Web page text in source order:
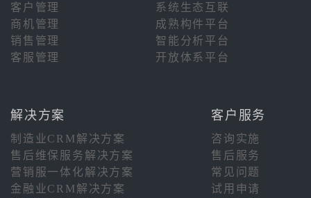
客户管理
系统生态互联
商机管理
成熟构件平台
销售管理
智能分析平台
客服管理
开放体系平台
解决方案 客户服务
制造业CRM解决方案
咨询实施
售后维保服务解决方案
售后服务
营销服一体化解决方案
常见问题
金融业CRM解决方案
试用申请